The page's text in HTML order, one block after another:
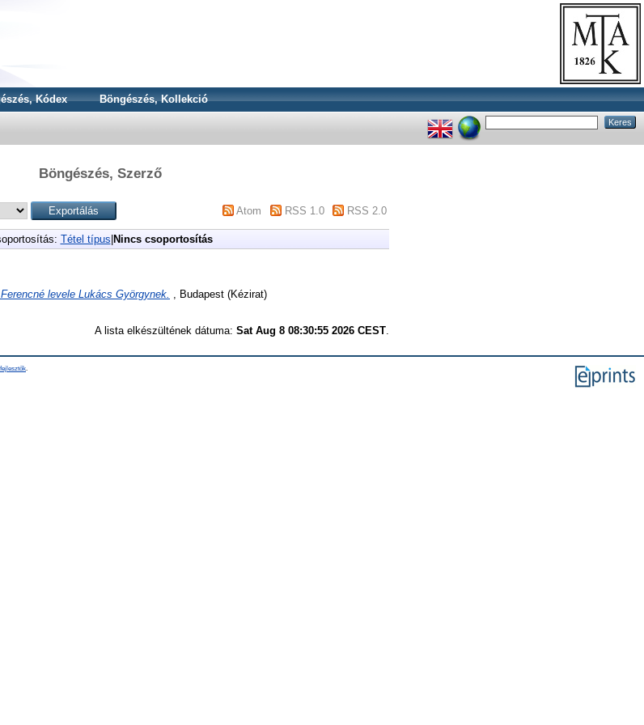
Kódex Böngészés, Kollekció
Böngészés, Szerző
Atom RSS 1.0 RSS 2.0
Tétel típus Nincs csoportosítás
levele Lukács Györgynek. , Budapest (Kézirat)
A lista elkészültének dátuma: Sat Aug 8 08:30:55 2026 CEST